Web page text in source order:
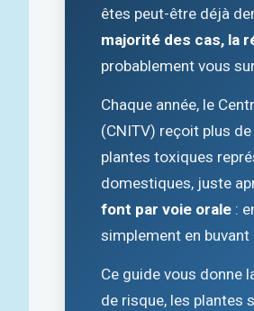
êtes peut-être déjà
majorité des cas, la
probablement vous
Chaque année, le
(CNITV) reçoit plus
plantes toxiques
domestiques, juste
font par voie orale :
simplement en buvant
Ce guide vous donne
de risque, les plantes